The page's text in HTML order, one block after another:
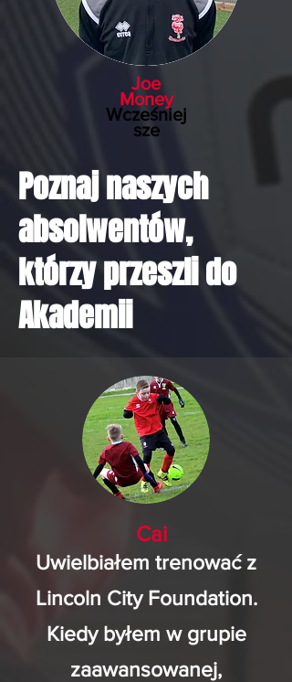
Joe
Money
Wcześniej
sze
Poznaj naszych
absolwentów,
którzy przeszli do
Akademii
Cai
Uwielbiałem trenować z
Lincoln City Foundation.
Kiedy byłem w grupie
zaawansowanej,